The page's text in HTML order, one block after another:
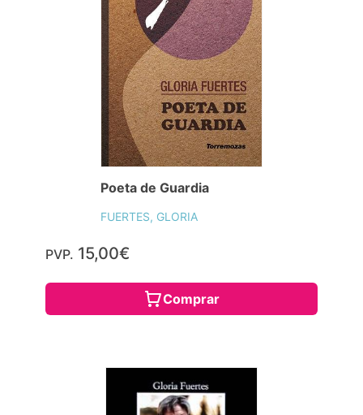
Poeta de Guardia
FUERTES, GLORIA
PVP. 15,00€
Comprar